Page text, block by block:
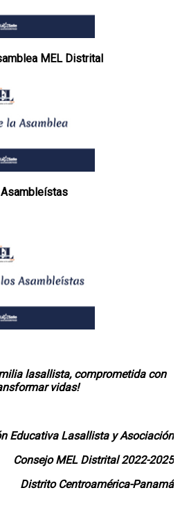
MEL Distrital
lasallista, comprometida con
vidas!
Educativa Lasallista y Asociación
Consejo MEL Distrital 2022-2025
Distrito Centroamérica-Panamá